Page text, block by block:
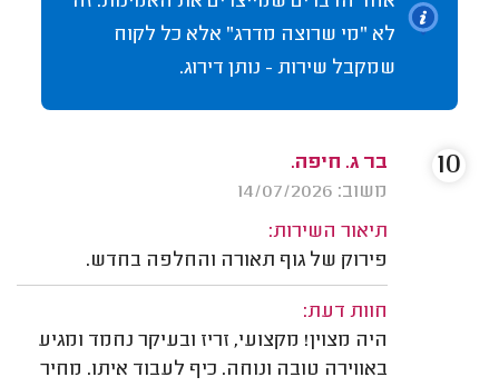
לא "מי שרוצה מדרג" אלא כל לקוח
שמקבל שירות - נותן דירוג.
בר ג. חיפה.
משוב: 14/07/2026
תיאור השירות:
פירוק של גוף תאורה והחלפה בחדש.
חוות דעת:
היה מצוין! מקצועי, זריז ובעיקר נחמד ומגיע
באווירה טובה ונוחה. כיף לעבוד איתו. מחיר
10